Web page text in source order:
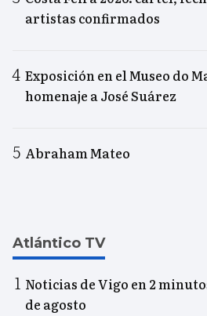
artistas confirmados
Exposición en el Museo do
homenaje a José Suárez
Abraham Mateo
Atlántico TV
Noticias de Vigo en 2
de agosto